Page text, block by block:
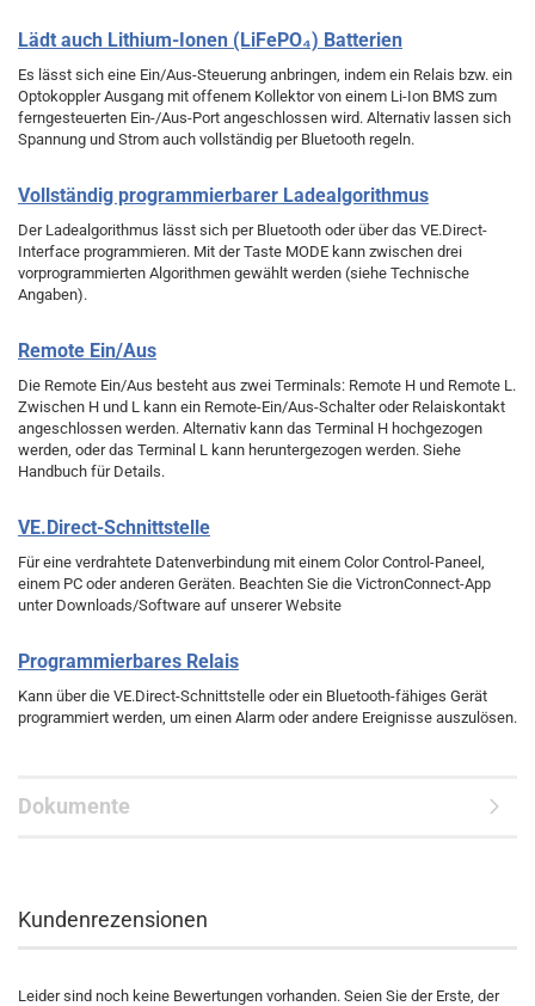
Lädt auch Lithium-Ionen (LiFePO₄) Batterien
Es lässt sich eine Ein/Aus-Steuerung anbringen, indem ein Relais bzw. ein
Optokoppler Ausgang mit offenem Kollektor von einem Li-Ion BMS zum
ferngesteuerten Ein-/Aus-Port angeschlossen wird. Alternativ lassen sich
Spannung und Strom auch vollständig per Bluetooth regeln.
Vollständig programmierbarer Ladealgorithmus
Der Ladealgorithmus lässt sich per Bluetooth oder über das VE.Direct-
Interface programmieren. Mit der Taste MODE kann zwischen drei
vorprogrammierten Algorithmen gewählt werden (siehe Technische
Angaben).
Remote Ein/Aus
Die Remote Ein/Aus besteht aus zwei Terminals: Remote H und Remote L.
Zwischen H und L kann ein Remote-Ein/Aus-Schalter oder Relaiskontakt
angeschlossen werden. Alternativ kann das Terminal H hochgezogen
werden, oder das Terminal L kann heruntergezogen werden. Siehe
Handbuch für Details.
VE.Direct-Schnittstelle
Für eine verdrahtete Datenverbindung mit einem Color Control-Paneel,
einem PC oder anderen Geräten. Beachten Sie die VictronConnect-App
unter Downloads/Software auf unserer Website
Programmierbares Relais
Kann über die VE.Direct-Schnittstelle oder ein Bluetooth-fähiges Gerät
programmiert werden, um einen Alarm oder andere Ereignisse auszulösen.
Dokumente
Kundenrezensionen
Leider sind noch keine Bewertungen vorhanden. Seien Sie der Erste, der